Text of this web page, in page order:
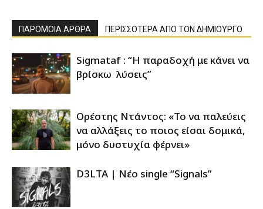
ΠΑΡΟΜΟΙΑ ΑΡΘΡΑ ΠΕΡΙΣΣΟΤΕΡΑ ΑΠΟ ΤΟΝ ΔΗΜΙΟΥΡΓΟ
Sigmataf : “Η παραδοχή με κάνει να
βρίσκω λύσεις”
Ορέστης Ντάντος: «Το να παλεύεις
να αλλάξεις το ποιος είσαι δομικά,
μόνο δυστυχία φέρνει»
D3LTA | Νέο single “Signals”